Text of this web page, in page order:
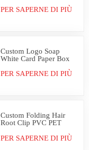
PER SAPERNE DI PIÙ
Custom Logo Soap
White Card Paper Box
PER SAPERNE DI PIÙ
Custom Folding Hair
Root Clip PVC PET
PER SAPERNE DI PIÙ